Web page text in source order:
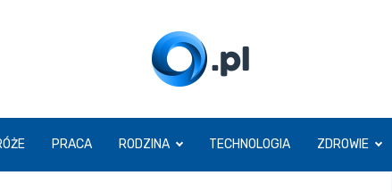
O.pl
PRACA RODZINA TECHNOLOGIA ZDROWIE